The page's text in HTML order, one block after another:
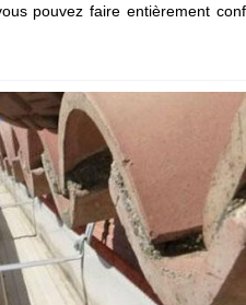
pouvez faire entièrement